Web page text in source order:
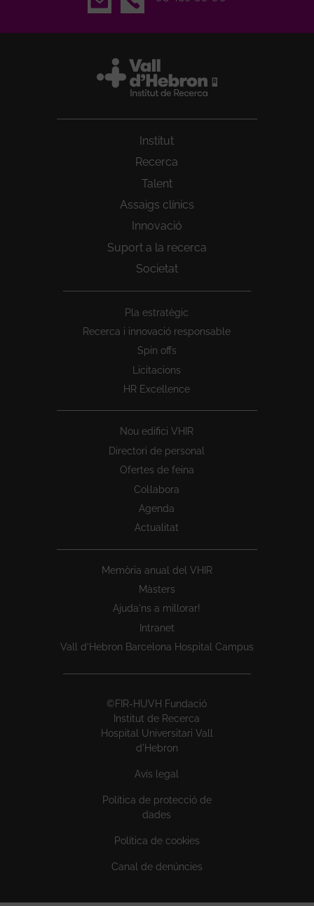
Institut
Recerca
Talent
Assaigs clínics
Innovació
Suport a la recerca
Societat
Pla estratègic
Recerca i innovació responsable
Spin offs
Licitacions
HR Excellence
Nou edifici VHIR
Directori de personal
Ofertes de feina
Col·labora
Agenda
Actualitat
Memòria anual del VHIR
Màsters
Ajuda'ns a millorar!
Intranet
Vall d’Hebron Barcelona Hospital Campus
©FIR-HUVH Fundació
Institut de Recerca
Hospital Universitari Vall
d'Hebron
Avís legal
Política de protecció de
dades
Política de cookies
Canal de denúncies